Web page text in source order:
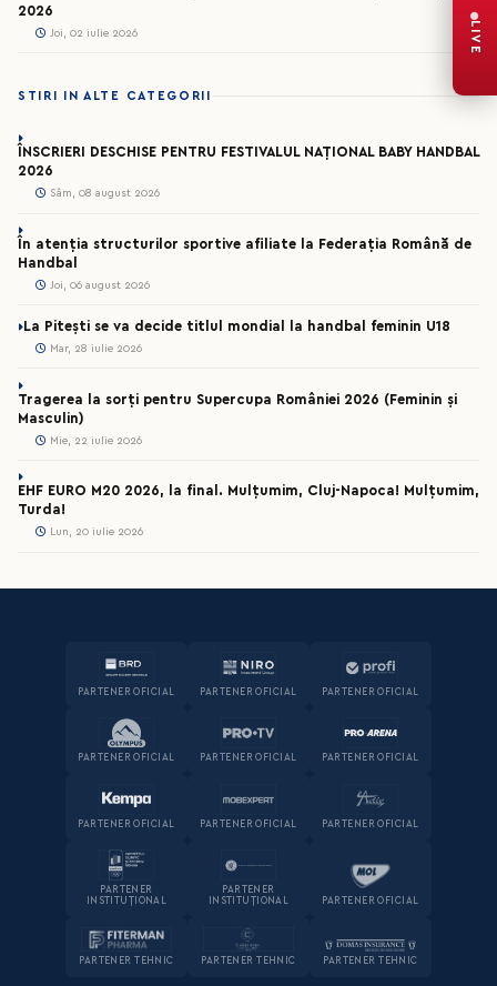
2026
Joi, 02 iulie 2026
STIRI IN ALTE CATEGORII
ÎNSCRIERI DESCHISE PENTRU FESTIVALUL NAȚIONAL BABY HANDBAL
2026
Sâm, 08 august 2026
În atenția structurilor sportive afiliate la Federația Română de
Handbal
Joi, 06 august 2026
La Pitești se va decide titlul mondial la handbal feminin U18
Mar, 28 iulie 2026
Tragerea la sorți pentru Supercupa României 2026 (Feminin și
Masculin)
Mie, 22 iulie 2026
EHF EURO M20 2026, la final. Mulțumim, Cluj-Napoca! Mulțumim,
Turda!
Lun, 20 iulie 2026
PARTENER OFICIAL PARTENER OFICIAL PARTENER OFICIAL
PARTENER OFICIAL PARTENER OFICIAL PARTENER OFICIAL
PARTENER OFICIAL PARTENER OFICIAL PARTENER OFICIAL
PARTENER
INSTITUȚIONAL
PARTENER
INSTITUȚIONAL
PARTENER OFICIAL
PARTENER TEHNIC PARTENER TEHNIC PARTENER TEHNIC
LIVE